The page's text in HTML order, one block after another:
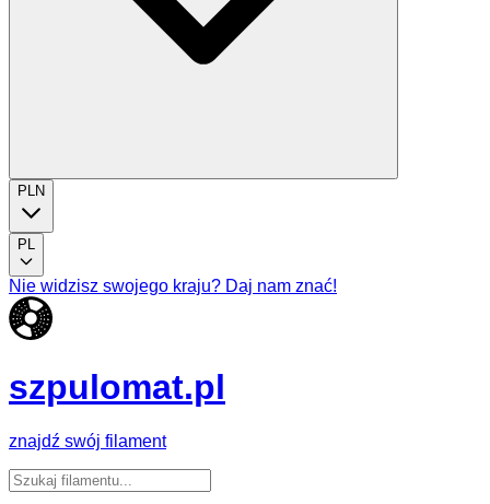
PLN
PL
Nie widzisz swojego kraju? Daj nam znać!
szpulomat.pl
znajdź swój filament